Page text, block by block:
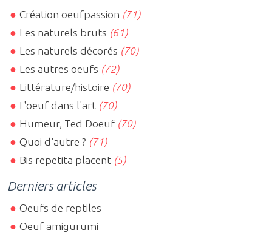
Création oeufpassion (71)
Les naturels bruts (61)
Les naturels décorés (70)
Les autres oeufs (72)
Littérature/histoire (70)
L'oeuf dans l'art (70)
Humeur, Ted Doeuf (70)
Quoi d'autre ? (71)
Bis repetita placent (5)
Derniers articles
Oeufs de reptiles
Oeuf amigurumi